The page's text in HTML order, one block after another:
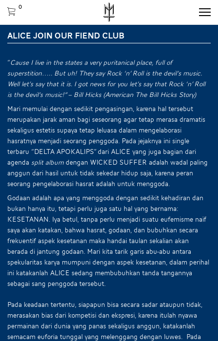
0
ALICE JOIN OUR FIEND CLUB
“Cause I live in the states a very puritanical place, full of
superstition….. But uh! They say Rock ‘n’ Roll is the devil’s music.
Well let’s say that it is. I got news for you let’s say that Rock ‘n’ Roll
is the devil’s music!” – Bill Hicks (American The Bill Hicks Story)
Mari memulai dengan sedikit pengasingan, karena hal tersebut
merupakan jarak aman bagi seseorang agar tetap merasa dramatis
sekaligus estetis supaya tetap leluasa dalam mengelaborasi
hasratnya menjadi seorang penggoda. Pada jejaknya ini single
terbaru “DELTA APOKALIPS” dari ALICE yang juga bagian dari
agenda split album dengan WICKED SUFFER adalah wadal paling
anggun dari hasil untuk tidak sekedar hidup saja, karena peran
seorang pengelaborasi hasrat adalah untuk menggoda.
Godaan adalah apa yang menggoda dengan sedikit kehadiran dan
bukan hanya itu, tetapi perlu juga satu hal yang bernama:
KESETANAN. Iya betul, tanpa perlu menjadi suatu eufemisme naïf
saya akan katakan, bahwa hasrat, godaan, dan bubuhkan secara
frekuentif aspek kesetanan maka handai taulan sekalian akan
berada di jantung godaan. Mari kita tarik garis abu-abu antara
spekularitas karya mumpuni dengan aspek kesetanan, dalam perihal
ini katakanlah ALICE sedang membubuhkan tanda tangannya
sebagai sang penggoda tersebut.
Pada keadaan tertentu, siapapun bisa secara sadar ataupun tidak,
merasakan bias dari kompetisi dan ekspresi, karena itulah nyawa
permainan dari dunia yang panas sekaligus anggun, katakanlah
semacam euforia tunggal yang melenggang dengan luwes. Pada